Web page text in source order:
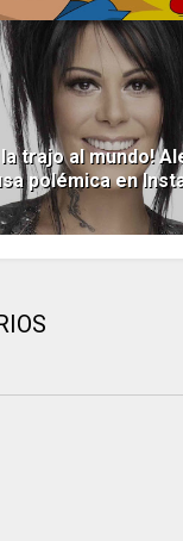
la trajo al mundo!
polémica en